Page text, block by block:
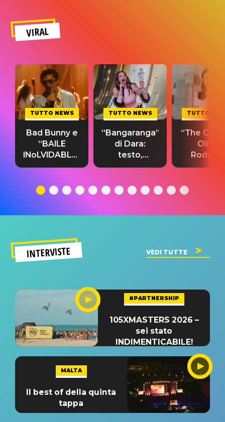
VIRAL
TUTTO NEWS
Bad Bunny e
“BAILE
INoLVIDABLE”:
testo,
significato
TUTTO NEWS
“Bangaranga”
di Dara:
testo,
traduzione e
del singolo
TUTTO
“The
Olivia
testo,
INTERVISTE VEDI TUTTE
#PARTNERSHIP
105XMASTERS 2026 –
sei stato
INDIMENTICABILE!
MALTA
Il best of della quinta
tappa